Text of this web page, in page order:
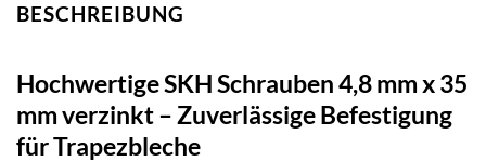
BESCHREIBUNG
Hochwertige SKH Schrauben 4,8 mm x 35
mm verzinkt – Zuverlässige Befestigung
für Trapezbleche